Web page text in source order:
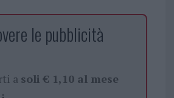
le pubblicità
a soli € 1,10 al mese